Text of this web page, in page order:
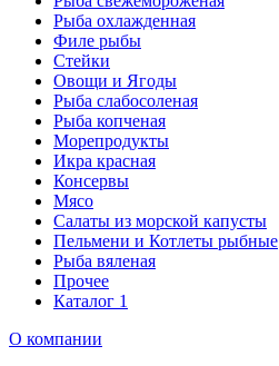
Рыба охлажденная
Филе рыбы
Стейки
Овощи и Ягоды
Рыба слабосоленая
Рыба копченая
Морепродукты
Икра красная
Консервы
Мясо
Салаты из морской капусты
Пельмени и Котлеты рыбные
Рыба вяленая
Прочее
Каталог 1
О компании